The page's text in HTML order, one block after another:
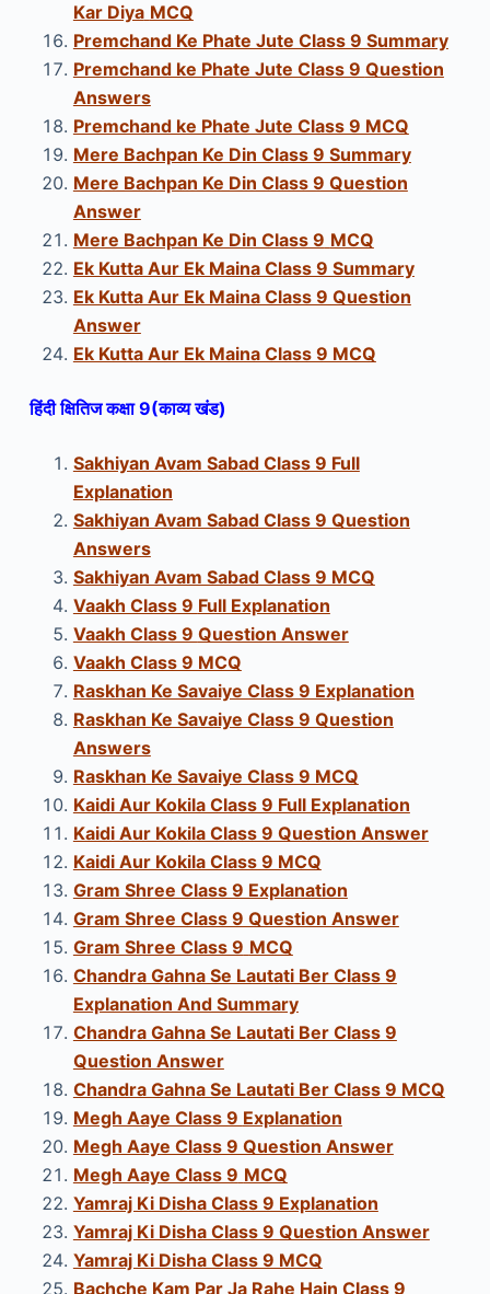
Kar Diya MCQ
Premchand Ke Phate Jute Class 9 Summary
Premchand ke Phate Jute Class 9 Question
Answers
Premchand ke Phate Jute Class 9 MCQ
Mere Bachpan Ke Din Class 9 Summary
Mere Bachpan Ke Din Class 9 Question
Answer
Mere Bachpan Ke Din Class 9 MCQ
Ek Kutta Aur Ek Maina Class 9 Summary
Ek Kutta Aur Ek Maina Class 9 Question
Answer
Ek Kutta Aur Ek Maina Class 9 MCQ
हिंदी क्षितिज कक्षा 9(काव्य खंड)
Sakhiyan Avam Sabad Class 9 Full
Explanation
Sakhiyan Avam Sabad Class 9 Question
Answers
Sakhiyan Avam Sabad Class 9 MCQ
Vaakh Class 9 Full Explanation
Vaakh Class 9 Question Answer
Vaakh Class 9 MCQ
Raskhan Ke Savaiye Class 9 Explanation
Raskhan Ke Savaiye Class 9 Question
Answers
Raskhan Ke Savaiye Class 9 MCQ
Kaidi Aur Kokila Class 9 Full Explanation
Kaidi Aur Kokila Class 9 Question Answer
Kaidi Aur Kokila Class 9 MCQ
Gram Shree Class 9 Explanation
Gram Shree Class 9 Question Answer
Gram Shree Class 9 MCQ
Chandra Gahna Se Lautati Ber Class 9
Explanation And Summary
Chandra Gahna Se Lautati Ber Class 9
Question Answer
Chandra Gahna Se Lautati Ber Class 9 MCQ
Megh Aaye Class 9 Explanation
Megh Aaye Class 9 Question Answer
Megh Aaye Class 9 MCQ
Yamraj Ki Disha Class 9 Explanation
Yamraj Ki Disha Class 9 Question Answer
Yamraj Ki Disha Class 9 MCQ
Bachche Kam Par Ja Rahe Hain Class 9